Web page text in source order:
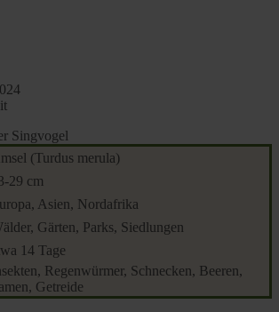
(Turdus merula)
29 cm
Asien, Nordafrika
Gärten, Parks, Siedlungen
14 Tage
Regenwürmer, Schnecken, Beeren,
Getreide